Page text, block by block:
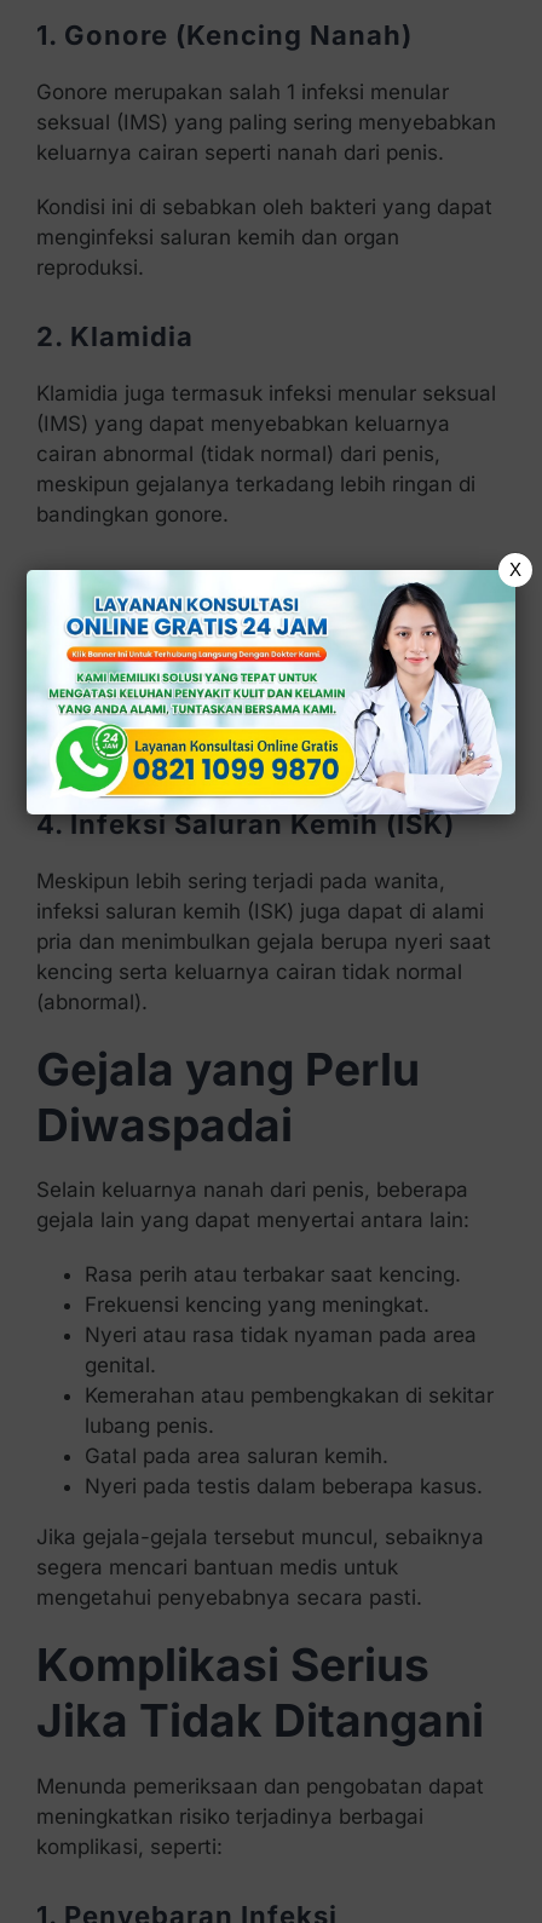
1. Gonore (Kencing Nanah)
Gonore merupakan salah 1 infeksi menular
seksual (IMS) yang paling sering menyebabkan
keluarnya cairan seperti nanah dari penis.
Kondisi ini di sebabkan oleh bakteri yang dapat
menginfeksi saluran kemih dan organ
reproduksi.
2. Klamidia
Klamidia juga termasuk infeksi menular seksual
(IMS) yang dapat menyebabkan keluarnya
cairan abnormal (tidak normal) dari penis,
meskipun gejalanya terkadang lebih ringan di
bandingkan gonore.
3. Uretritis
Uretritis adalah peradangan pada uretra atau
saluran yang membawa urine keluar dari tubuh.
Kondisi ini dapat di sebabkan oleh infeksi
bakteri maupun faktor lainnya.
4. Infeksi Saluran Kemih (ISK)
Meskipun lebih sering terjadi pada wanita,
infeksi saluran kemih (ISK) juga dapat di alami
pria dan menimbulkan gejala berupa nyeri saat
kencing serta keluarnya cairan tidak normal
(abnormal).
Gejala yang Perlu
Diwaspadai
Selain keluarnya nanah dari penis, beberapa
gejala lain yang dapat menyertai antara lain:
Rasa perih atau terbakar saat kencing.
Frekuensi kencing yang meningkat.
Nyeri atau rasa tidak nyaman pada area
genital.
Kemerahan atau pembengkakan di sekitar
lubang penis.
Gatal pada area saluran kemih.
Nyeri pada testis dalam beberapa kasus.
Jika gejala-gejala tersebut muncul, sebaiknya
segera mencari bantuan medis untuk
mengetahui penyebabnya secara pasti.
Komplikasi Serius
Jika Tidak Ditangani
Menunda pemeriksaan dan pengobatan dapat
meningkatkan risiko terjadinya berbagai
komplikasi, seperti:
1. Penyebaran Infeksi
X